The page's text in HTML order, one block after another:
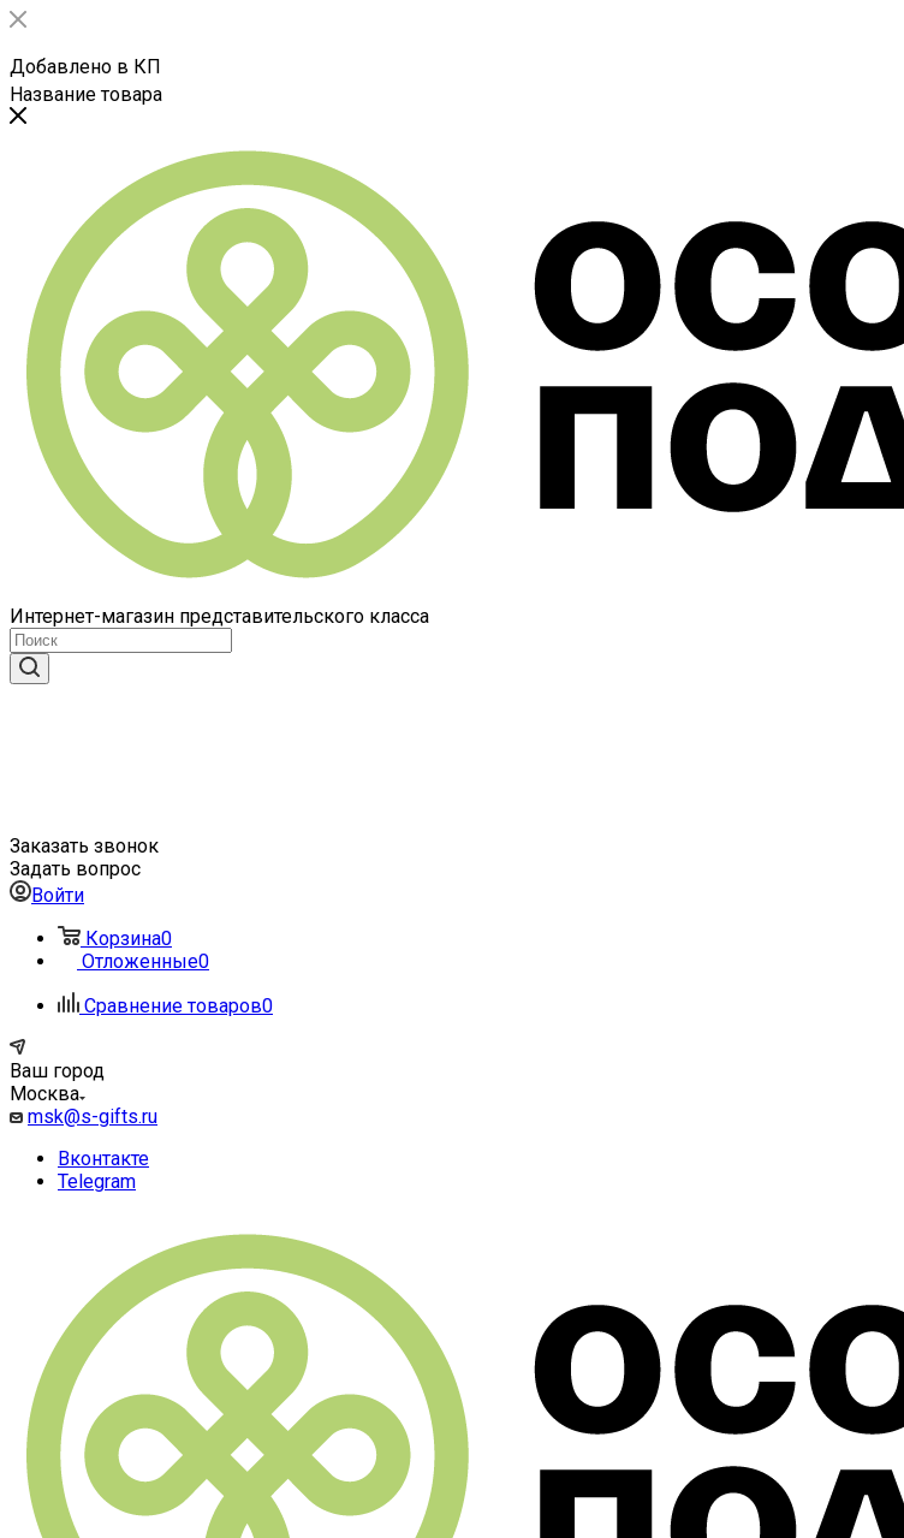
Добавлено в КП
Название товара
Интернет-магазин представительского класса
Заказать звонок
Задать вопрос
Войти
Корзина0
Отложенные0
Сравнение товаров0
Ваш город
Москва
msk@s-gifts.ru
Вконтакте
Telegram